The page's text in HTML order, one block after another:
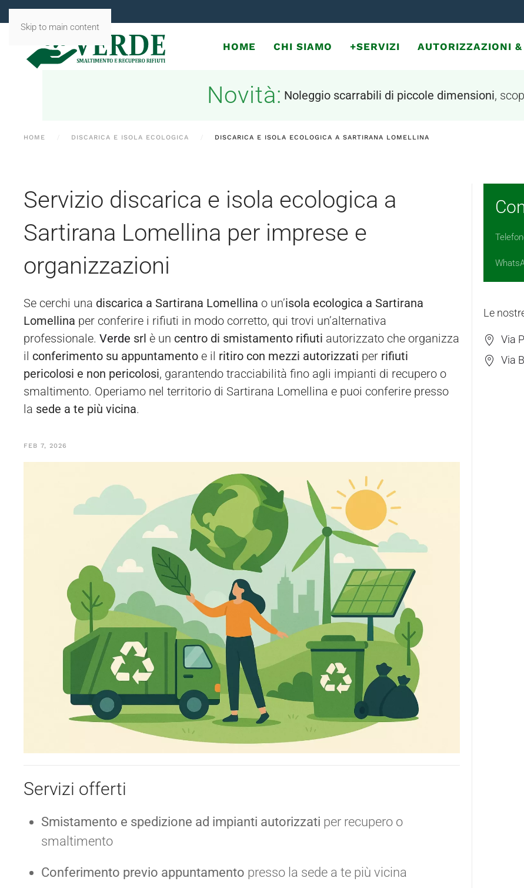
Skip to main content
HOME CHI SIAMO +SERVIZI AUTORIZZAZIONI
Novità: Noleggio scarrabili di piccole dimensioni,
HOME DISCARICA E ISOLA ECOLOGICA DISCARICA E ISOLA ECOLOGICA A SARTIRANA LOMELLINA
Servizio discarica e isola ecologica a
Sartirana Lomellina per imprese e
organizzazioni
Se cerchi una discarica a Sartirana Lomellina o un’isola ecologica a Sartirana
Lomellina per conferire i rifiuti in modo corretto, qui trovi un’alternativa
professionale. Verde srl è un centro di smistamento rifiuti autorizzato che organizza
il conferimento su appuntamento e il ritiro con mezzi autorizzati per rifiuti
pericolosi e non pericolosi, garantendo tracciabilità fino agli impianti di recupero o
smaltimento. Operiamo nel territorio di Sartirana Lomellina e puoi conferire presso
la sede a te più vicina.
FEB 7, 2026
Servizi offerti
Smistamento e spedizione ad impianti autorizzati per recupero o
smaltimento
Conferimento previo appuntamento presso la sede a te più vicina
Le
Via
Via